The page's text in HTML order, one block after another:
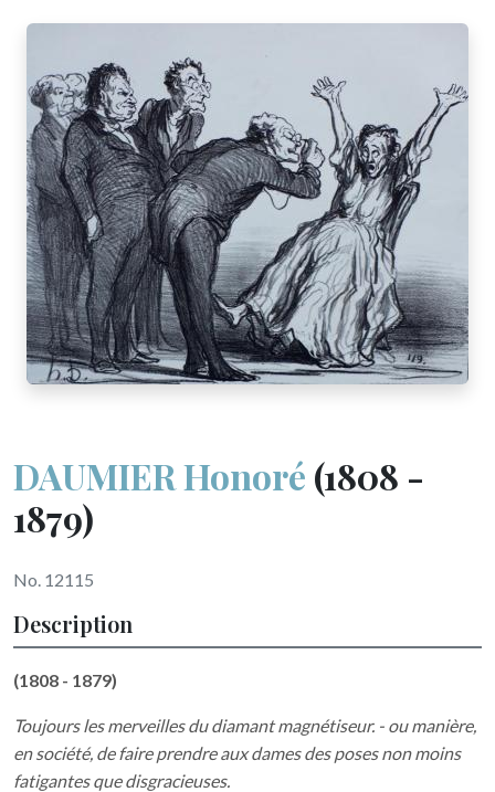
DAUMIER Honoré (1808 -
1879)
No. 12115
Description
(1808 - 1879)
Toujours les merveilles du diamant magnétiseur. - ou manière,
en société, de faire prendre aux dames des poses non moins
fatigantes que disgracieuses.